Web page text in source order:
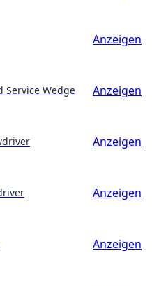
Anzeigen
Service Wedge Anzeigen
Anzeigen
Anzeigen
Anzeigen